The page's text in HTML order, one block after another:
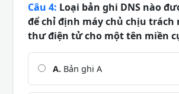
Câu 4: Loại bản ghi DNS nào
để chỉ định máy chủ chịu trách
thư điện tử cho một tên miền
A. Bản ghi A